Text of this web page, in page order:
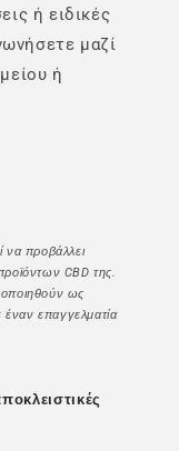
ή ειδικές
μαζί
ή
να προβάλλει
CBD της.
ως
επαγγελματία